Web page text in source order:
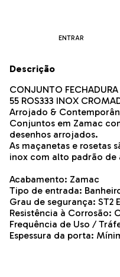
ENTRAR
Descrição
CONJUNTO
55 ROS333 INOX
Arrojado &
Conjuntos em Zamac
desenhos arrojados.
As maçanetas e rosetas
inox com alto padrão de
Acabamento: Zamac
Tipo de entrada:
Grau de segurança: ST2
Resistência à Corrosão:
Frequência de Uso /
Espessura da porta: